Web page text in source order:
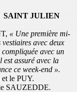
SAINT JULIEN
« Une première mi-
avec deux
compliquée avec un
est assuré avec la
ce week-end ».
le PUY.
SAUZEDDE.